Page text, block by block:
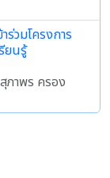
ร่วมโครงการ
ยนรู้
ภาพร ครอง